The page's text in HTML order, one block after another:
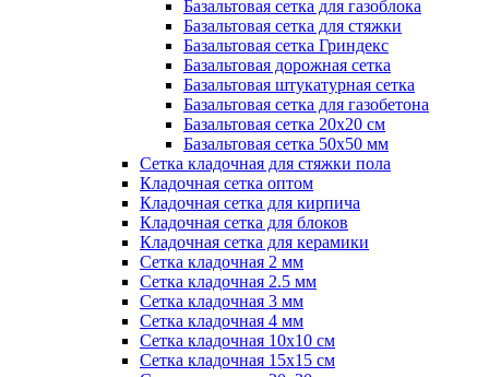
Базальтовая сетка для газоблока
Базальтовая сетка для стяжки
Базальтовая сетка Гриндекс
Базальтовая дорожная сетка
Базальтовая штукатурная сетка
Базальтовая сетка для газобетона
Базальтовая сетка 20x20 см
Базальтовая сетка 50x50 мм
Сетка кладочная для стяжки пола
Кладочная сетка оптом
Кладочная сетка для кирпича
Кладочная сетка для блоков
Кладочная сетка для керамики
Сетка кладочная 2 мм
Сетка кладочная 2.5 мм
Сетка кладочная 3 мм
Сетка кладочная 4 мм
Сетка кладочная 10x10 см
Сетка кладочная 15x15 см